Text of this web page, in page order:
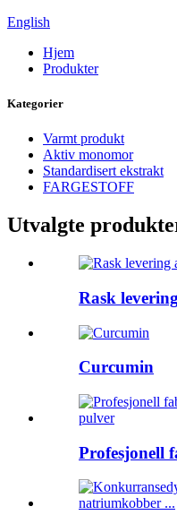
English
Hjem
Produkter
Kategorier
Varmt produkt
Aktiv monomor
Standardisert ekstrakt
FARGESTOFF
Utvalgte
Rask
Curcumin
Profesjonell